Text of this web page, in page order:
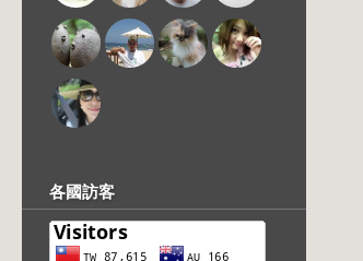
各國訪客